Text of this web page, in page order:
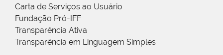
Carta de Serviços ao Usuário
Fundação Pró-IFF
Transparência Ativa
Transparência em Linguagem Simples